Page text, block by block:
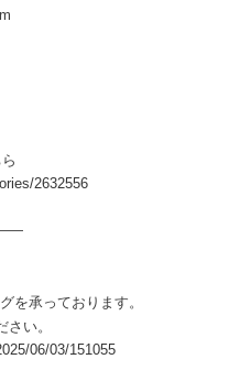
2632556
を承っております。
い。
06/03/151055